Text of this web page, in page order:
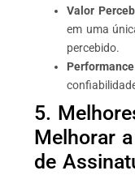
Valor
em uma
percebido.
Performance
5.
Melhorar
de